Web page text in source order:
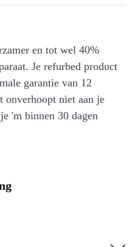
en tot wel 40%
Je refurbed product
garantie van 12
onverhoopt niet aan je
'm binnen 30 dagen